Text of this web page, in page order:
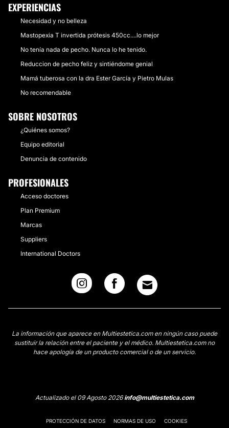
EXPERIENCIAS
Necesidad y no belleza
Mastopexia T invertida prótesis 450cc....lo mejor
No tenía nada de pecho. Nunca lo he tenido.
Reduccion de pecho feliz y sintiéndome genial
Mamá tuberosa con la dra Ester García y Pietro Mulas
No recomendable
SOBRE NOSOTROS
¿Quiénes somos?
Equipo editorial
Denuncia de contenido
PROFESIONALES
Acceso doctores
Plan Premium
Marcas
Suppliers
International Doctors
La información que aparece en Multiestetica.com en ningún caso puede
sustituir la relación entre el paciente y el médico. Multiestetica.com no
hace apología de un producto comercial o de un servicio.
Actualizado el 09 Agosto 2026info@multiestetica.com
PROTECCIÓN DE DATOS NORMAS DE USO COOKIES